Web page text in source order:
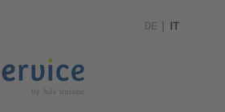
DE IT